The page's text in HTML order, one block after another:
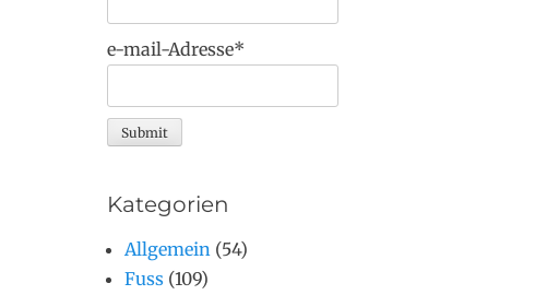
e-mail-Adresse*
Kategorien
Allgemein (54)
Fuss (109)